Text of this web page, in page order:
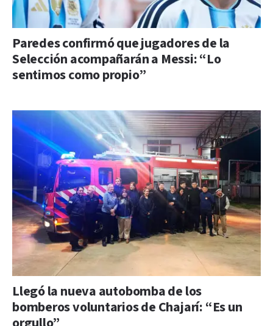
Paredes confirmó que jugadores de la
Selección acompañarán a Messi: “Lo
sentimos como propio”
Llegó la nueva autobomba de los
bomberos voluntarios de Chajarí: “Es un